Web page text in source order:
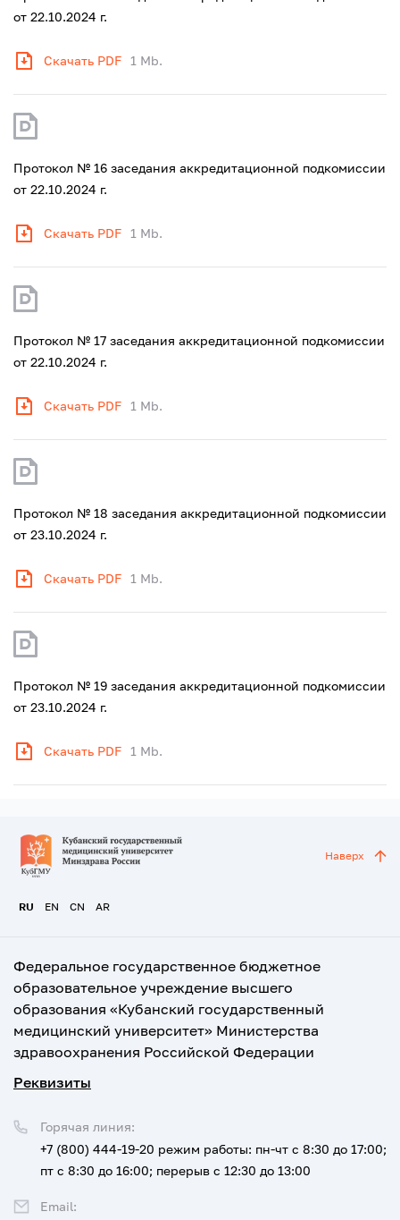
от 22.10.2024 г.
Скачать PDF 1 Mb.
Протокол № 16 заседания аккредитационной подкомиссии
от 22.10.2024 г.
Скачать PDF 1 Mb.
Протокол № 17 заседания аккредитационной подкомиссии
от 22.10.2024 г.
Скачать PDF 1 Mb.
Протокол № 18 заседания аккредитационной подкомиссии
от 23.10.2024 г.
Скачать PDF 1 Mb.
Протокол № 19 заседания аккредитационной подкомиссии
от 23.10.2024 г.
Скачать PDF 1 Mb.
RU EN CN AR
Наверх
Федеральное государственное бюджетное
образовательное учреждение высшего
образования «Кубанский государственный
медицинский университет» Министерства
здравоохранения Российской Федерации
Реквизиты
Горячая линия:
+7 (800) 444-19-20 режим работы: пн-чт с 8:30 до 17:00;
пт с 8:30 до 16:00; перерыв с 12:30 до 13:00
Email: